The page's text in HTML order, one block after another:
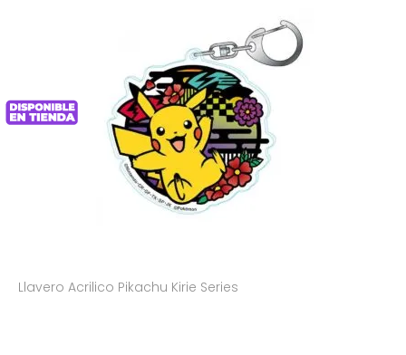
Llavero Acrilico Pikachu Kirie Series